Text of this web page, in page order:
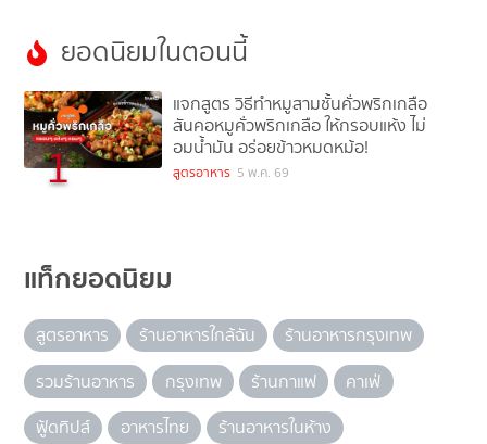
ยอดนิยมในตอนนี้
1
แจกสูตร วิธีทำหมูสามชั้นคั่วพริกเกลือ
สันคอหมูคั่วพริกเกลือ ให้กรอบแห้ง ไม่
อมน้ำมัน อร่อยข้าวหมดหม้อ!
สูตรอาหาร 5 พ.ค. 69
แท็กยอดนิยม
สูตรอาหาร ร้านอาหารใกล้ฉัน
ร้านอาหารกรุงเทพ
รวมร้านอาหาร
กรุงเทพ ร้านกาแฟ
คาเฟ่
ฟู้ดทิปส์
อาหารไทย ร้านอาหารในห้าง